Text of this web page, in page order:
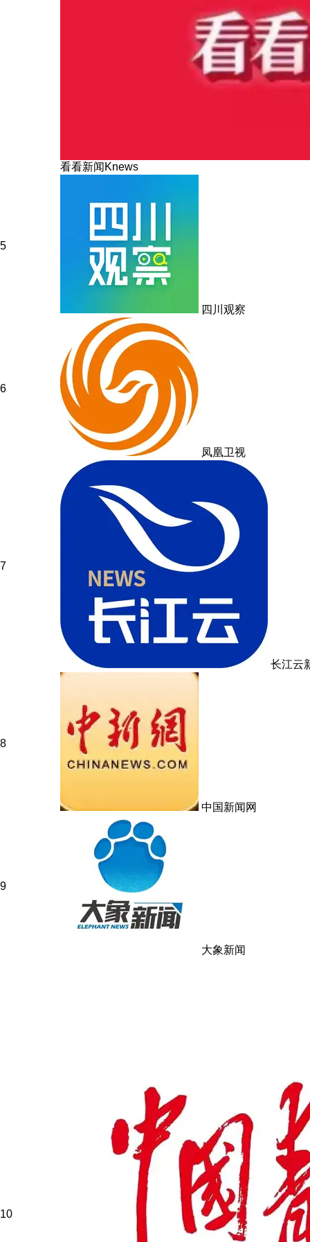
看看新闻Knews
5
四川观察
6
凤凰卫视
7
长江云
8
中国新闻网
9
大象新闻
10